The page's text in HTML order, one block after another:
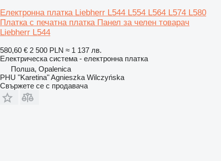
Електронна платка Liebherr L544 L554 L564 L574 L580
Платка с печатна платка Панел за челен товарач
Liebherr L544
580,60 € 2 500 PLN ≈ 1 137 лв.
Електрическа система - електронна платка
Полша, Opalenica
PHU "Karetina" Agnieszka Wilczyńska
Свържете се с продавача